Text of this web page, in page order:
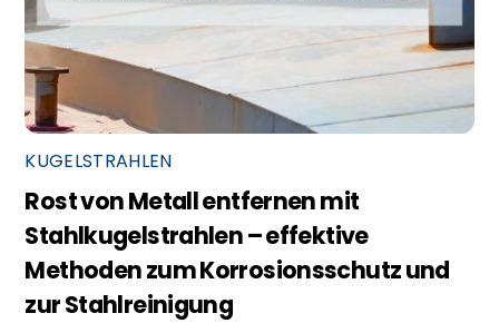
KUGELSTRAHLEN
Rost von Metall entfernen mit
Stahlkugelstrahlen – effektive
Methoden zum Korrosionsschutz und
zur Stahlreinigung